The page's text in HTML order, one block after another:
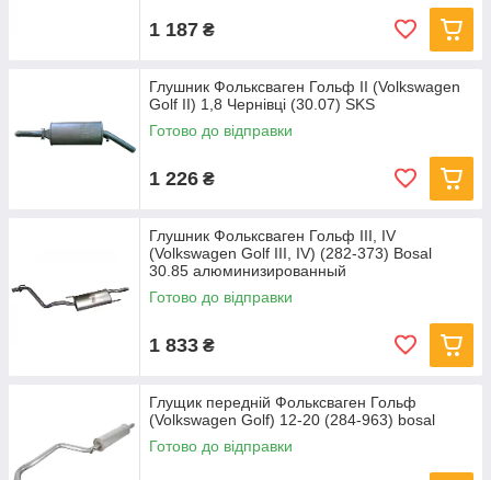
1 187 ₴
Глушник Фольксваген Гольф II (Volkswagen
Golf II) 1,8 Чернівці (30.07) SKS
Готово до відправки
1 226 ₴
Глушник Фольксваген Гольф III, IV
(Volkswagen Golf III, IV) (282-373) Bosal
30.85 алюминизированный
Готово до відправки
1 833 ₴
Глущик передній Фольксваген Гольф
(Volkswagen Golf) 12-20 (284-963) bosal
Готово до відправки